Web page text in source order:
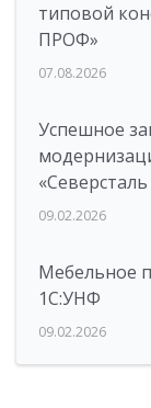
типовой
ПРОФ»
07.08.2026
Успешное
09.02.2026
Мебельное
1С:УНФ
09.02.2026